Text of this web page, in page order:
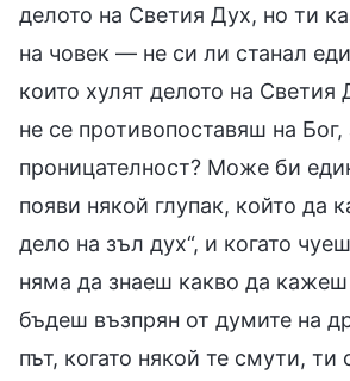
делото на Светия Дух, но ти
на човек — не си ли станал
които хулят делото на Светия
не се противопоставяш на
проницателност? Може би
появи някой глупак, който да
дело на зъл дух“, и когато
няма да знаеш какво да
бъдеш възпрян от думите на
път, когато някой те смути, ти